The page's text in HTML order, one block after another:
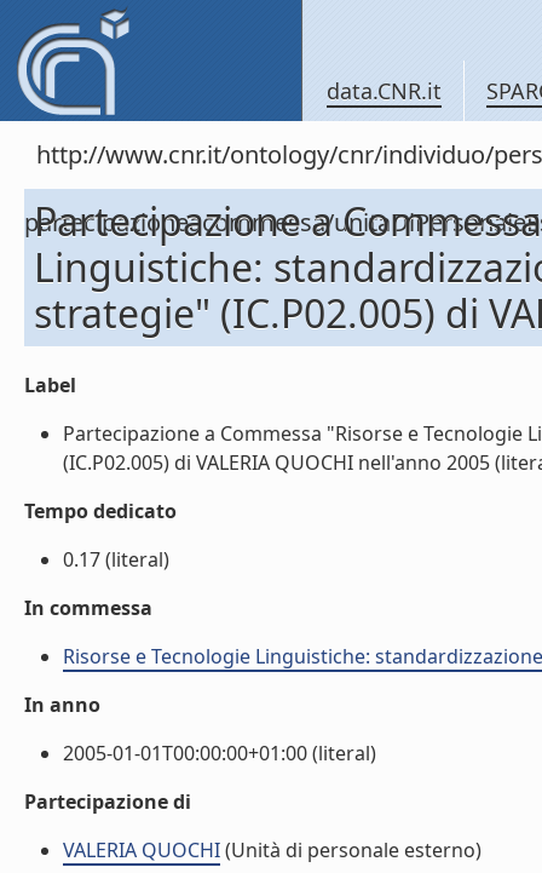
data.CNR.it
http://www.cnr.it/ontology/cnr/individuo/
partecipazioneacommessa/
Partecipazione a
Linguistiche:
strategie" (IC.P02.005) di
Label
Partecipazione a Commessa "Risorse e
(IC.P02.005) di VALERIA QUOCHI nell'anno 2005
Tempo dedicato
0.17 (literal)
In commessa
Risorse e Tecnologie Linguistiche:
In anno
2005-01-01T00:00:00+01:00 (literal)
Partecipazione di
VALERIA QUOCHI(Unità di personale esterno)